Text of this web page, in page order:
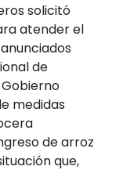
solicitó
atender el
de
medidas
de arroz
que,